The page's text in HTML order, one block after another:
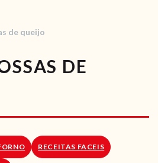
RECEITAS
VÍDEOS
LOJA ONLINE
de queijo
DE
RECEITAS FACEIS